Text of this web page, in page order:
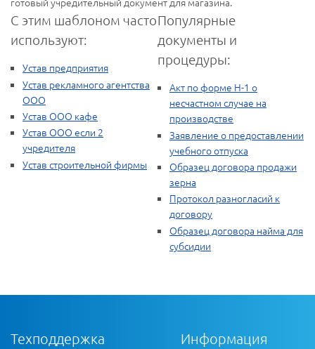
С этим шаблоном часто
используют:
Устав предприятия
Устав рекламного агентства
ООО
Устав ООО кафе
Устав ООО если 2
учредителя
Устав строительной фирмы
Популярные
документы и
процедуры:
Акт по форме Н-1 о
несчастном случае на
производстве
Заявление о предоставлении
учебного отпуска
Образец договора продажи
зерна
Протокол разногласий к
договору
Образец договора найма для
субсидии
Техподдержка Информация